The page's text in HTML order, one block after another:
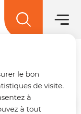
le bon
de visite.
à
à tout
Lageplan
springen
sur La
?
nouvelle
Menü